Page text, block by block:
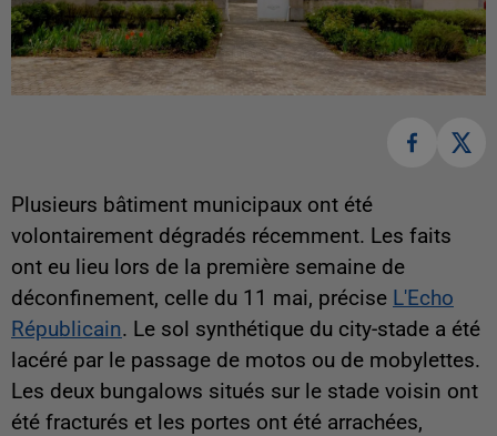
Plusieurs bâtiment municipaux ont été
volontairement dégradés récemment. Les faits
ont eu lieu lors de la première semaine de
déconfinement, celle du 11 mai, précise L'Echo
Républicain. Le sol synthétique du city-stade a été
lacéré par le passage de motos ou de mobylettes.
Les deux bungalows situés sur le stade voisin ont
été fracturés et les portes ont été arrachées,